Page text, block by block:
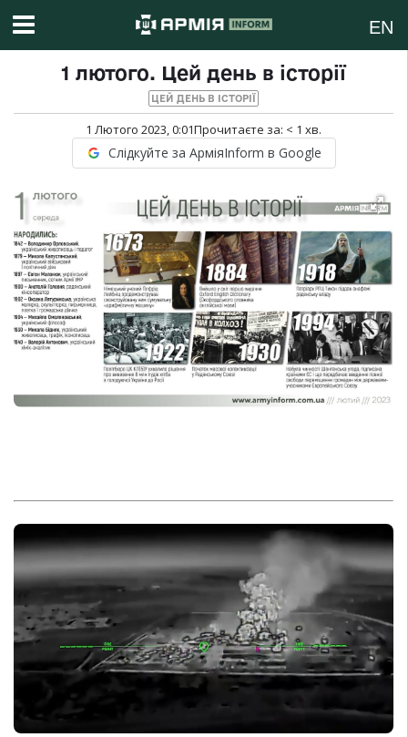
EN
1 лютого. Цей день в історії
ЦЕЙ ДЕНЬ В ІСТОРІЇ
1 Лютого 2023, 0:01Прочитаєте за: < 1 хв.
Слідкуйте за АрміяInform в Google